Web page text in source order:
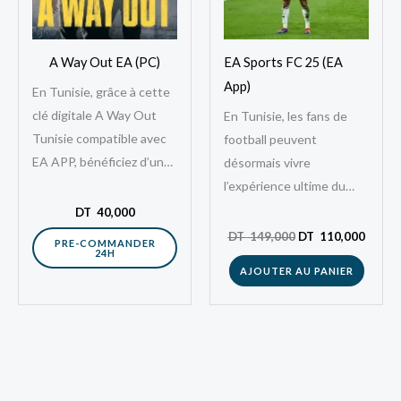
A Way Out EA (PC)
En Tunisie, grâce à cette
clé digitale A Way Out
Tunisie compatible avec
EA APP, bénéficiez d’un
sécurisé pour obtenir ce…
DT 40,000
PRE-COMMANDER
24H
EA Sports FC 25 (EA
App)
En Tunisie, les fans de
football peuvent
désormais vivre
l’expérience ultime du
nouveau titre phare d’EA
Sports. Disponible en…
DT149,000 DT 110,000
AJOUTER AU PANIER